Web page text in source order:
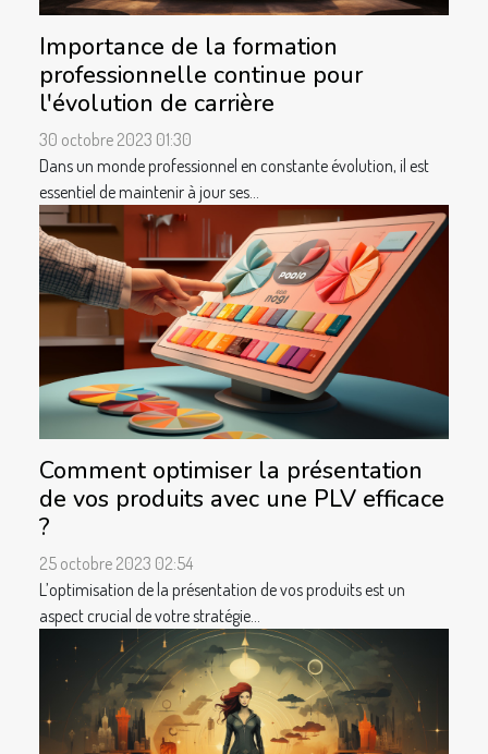
Importance de la formation
professionnelle continue pour
l'évolution de carrière
30 octobre 2023 01:30
Dans un monde professionnel en constante évolution, il est
essentiel de maintenir à jour ses...
Comment optimiser la présentation
de vos produits avec une PLV efficace
?
25 octobre 2023 02:54
L’optimisation de la présentation de vos produits est un
aspect crucial de votre stratégie...